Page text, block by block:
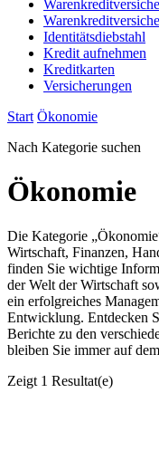
Identitätsdiebstahl
Kredit aufnehmen
Kreditkarten
Versicherungen
Start Ökonomie
Nach Kategorie suchen
Ökonomie
Die Kategorie
Wirtschaft, Finanzen,
finden Sie wichtige
der Welt der Wirtschaft
ein erfolgreiches
Entwicklung. Entdecken
Berichte zu den
bleiben Sie immer auf
Zeigt 1 Resultat(e)